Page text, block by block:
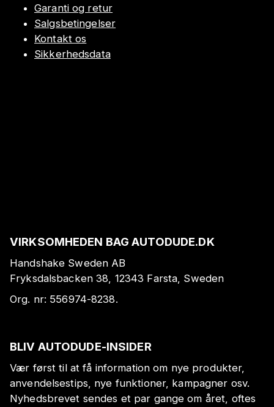
Garanti og retur
Salgsbetingelser
Kontakt os
Sikkerhedsdata
VIRKSOMHEDEN BAG AUTODUDE.DK
Handshake Sweden AB
Fryksdalsbacken 38, 12343 Farsta, Sweden
Org. nr: 556974-8238.
BLIV AUTODUDE-INSIDER
Vær først til at få information om nye produkter,
anvendelsestips, nye funktioner, kampagner osv.
Nyhedsbrevet sendes et par gange om året, oftes